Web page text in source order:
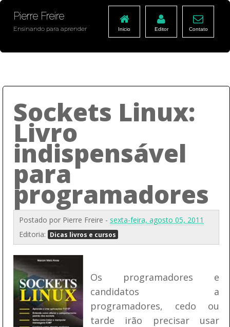
Pierre Freire
Ensinando para aprender Inicio Editor Contato
Sockets Linux:
Livro
indispensável
para
programadores
Postado por Pierre Freire - sexta-feira, agosto 05, 2011
Editoria:
Dicas livros e cursos
Os programadores e
candidatos a
programadores, cedo ou
tarde irão precisar usar